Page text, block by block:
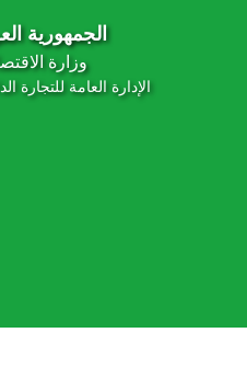
الجمهورية
وزارة
الإدارة العامة للتجارة